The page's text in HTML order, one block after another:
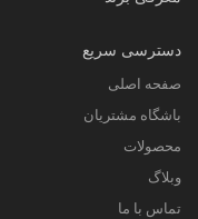
دسترسی سریع
صفحه اصلی
باشگاه مشتریان
محصولات
وبلاگ
تماس با ما